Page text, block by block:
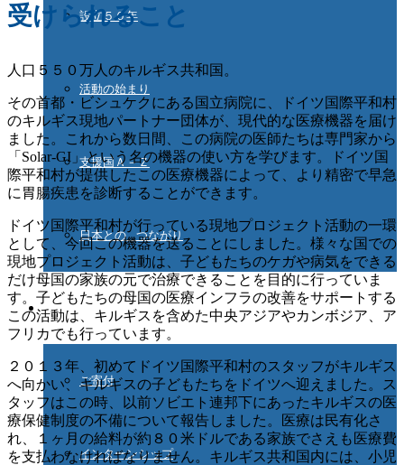
設立５０年
活動の始まり
支援国Ａ－Ｚ
日本との つながり
ご協力ください
ご寄付
インターンシップ
受けられること
人口５５０万人のキルギス共和国。
その首都・ビシュケクにある国立病院に、ドイツ国際平和村
のキルギス現地パートナー団体が、現代的な医療機器を届け
ました。これから数日間、この病院の医師たちは専門家から
「Solar-GI」という名の機器の使い方を学びます。ドイツ国
際平和村が提供したこの医療機器によって、より精密で早急
に胃腸疾患を診断することができます。
ドイツ国際平和村が行っている現地プロジェクト活動の一環
として、今回この機器を送ることにしました。様々な国での
現地プロジェクト活動は、子どもたちのケガや病気をできる
だけ母国の家族の元で治療できることを目的に行っていま
す。子どもたちの母国の医療インフラの改善をサポートする
この活動は、キルギスを含めた中央アジアやカンボジア、ア
フリカでも行っています。
２０１３年、初めてドイツ国際平和村のスタッフがキルギス
へ向かい、キルギスの子どもたちをドイツへ迎えました。ス
タッフはこの時、以前ソビエト連邦下にあったキルギスの医
療保健制度の不備について報告しました。医療は民有化さ
れ、１ヶ月の給料が約８０米ドルである家族でさえも医療費
を支払わなければなりません。キルギス共和国内には、小児